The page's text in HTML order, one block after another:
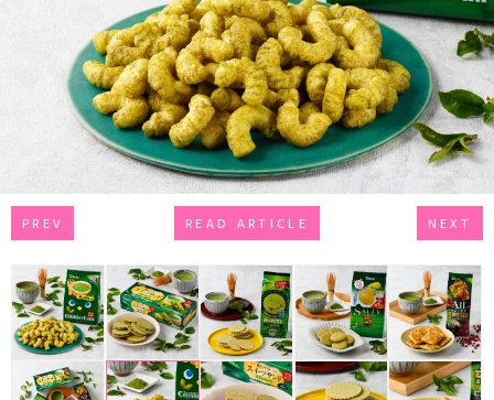
PREV READ ARTICLE NEXT